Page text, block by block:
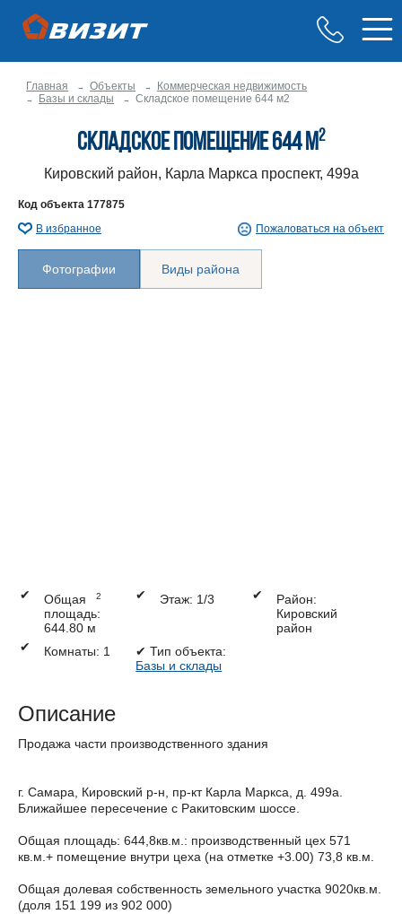
Главная Объекты
Коммерческая недвижимость
Базы и склады
Складское помещение 644 м2
Складское помещение 644 м2
Кировский район, Карла Маркса проспект, 499а
Код объекта 177875
В избранное
Пожаловаться на объект
Фотографии Виды района
✔
Общая
площадь:
644.80 м
2 ✔ Этаж: 1/3 ✔
Район:
Кировский
район
✔
Комнаты: 1 ✔ Тип объекта:
Базы и склады
Описание
Продажа части производственного здания
г. Самара, Кировский р-н, пр-кт Карла Маркса, д. 499а.
Ближайшее пересечение с Ракитовским шоссе.
Общая площадь: 644,8кв.м.: производственный цех 571
кв.м.+ помещение внутри цеха (на отметке +3.00) 73,8 кв.м.
Общая долевая собственность земельного участка 9020кв.м.
(доля 151 199 из 902 000)